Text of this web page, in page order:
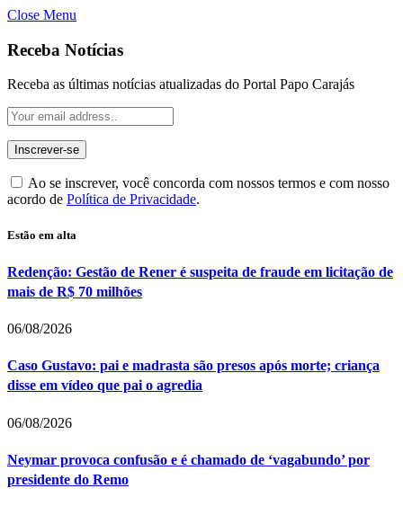
Close Menu
Receba Notícias
Receba as últimas notícias atualizadas do Portal Papo Carajás
Ao se inscrever, você concorda com nossos termos e com nosso
acordo de Política de Privacidade.
Estão em alta
Redenção: Gestão de Rener é suspeita de fraude em licitação de
mais de R$ 70 milhões
06/08/2026
Caso Gustavo: pai e madrasta são presos após morte; criança
disse em vídeo que pai o agredia
06/08/2026
Neymar provoca confusão e é chamado de ‘vagabundo’ por
presidente do Remo